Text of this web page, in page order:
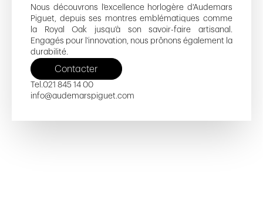
Nous découvrons l'excellence horlogère d'Audemars
Piguet, depuis ses montres emblématiques comme
la Royal Oak jusqu'à son savoir-faire artisanal.
Engagés pour l'innovation, nous prônons également la
durabilité.
Contacter
Tel.021 845 14 00
info@audemarspiguet.com